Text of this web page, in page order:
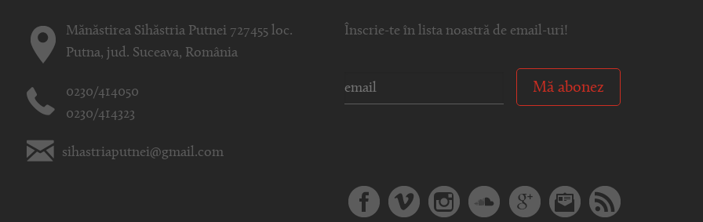
Mănăstirea Sihăstria Putnei 727455 loc.
Putna, jud. Suceava, România
0230/414050
0230/414323
sihastriaputnei@gmail.com
Înscrie-te în lista noastră de email-uri!
Mă abonez